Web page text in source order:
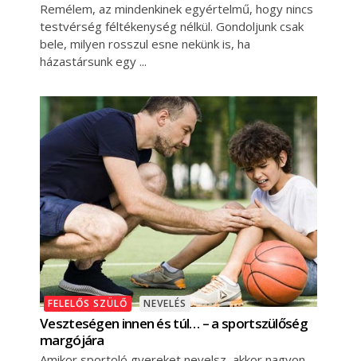
Remélem, az mindenkinek egyértelmű, hogy nincs
testvérség féltékenység nélkül. Gondoljunk csak
bele, milyen rosszul esne nekünk is, ha
házastársunk egy
FELELŐS SZÜLŐ NEVELÉS
Veszteségen innen és túl… – a sportszülőség
margójára